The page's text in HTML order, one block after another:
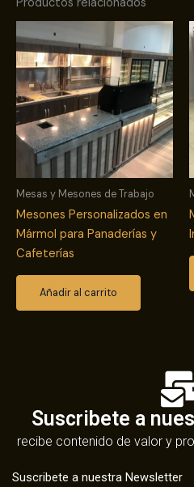
Mesas y Mesones de Trabajo
Mesones Personalizados en
Mármol para Panaderías y
Cafeterías
Añadir al carrito
Suscribete a
recibe contenido de valor y
Suscribete a nuestra Newsletter